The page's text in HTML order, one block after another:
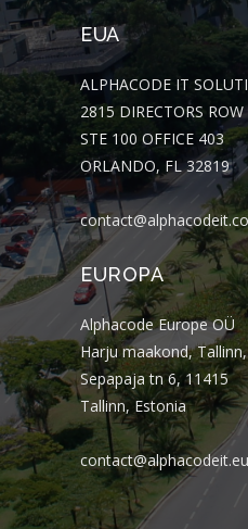
EUA
ALPHACODE IT
2815 DIRECTORS ROW
STE 100 OFFICE 403
ORLANDO, FL 32819
EUROPA
Alphacode Europe OÜ
Harju maakond,
Sepapaja tn 6, 11415
Tallinn, Estonia
contact@alphacodeit.eu